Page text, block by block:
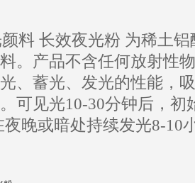
料 长效夜光粉 为稀土铝
。 产品不含任何放射性
、蓄光、 发光的性能，
可见光10-30分钟后，初
夜晚或暗处持续发光8-10